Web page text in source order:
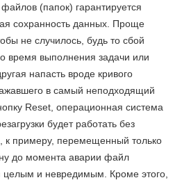
(папок) гарантируется
сохранность данных. Проще
не случилось, будь то сбой
время выполнения задачи или
напасть вроде кривого
в самый неподходящий
Reset, операционная система
будет работать без
к примеру, перемещенный только
до момента аварии файл
целым и невредимым. Кроме этого,